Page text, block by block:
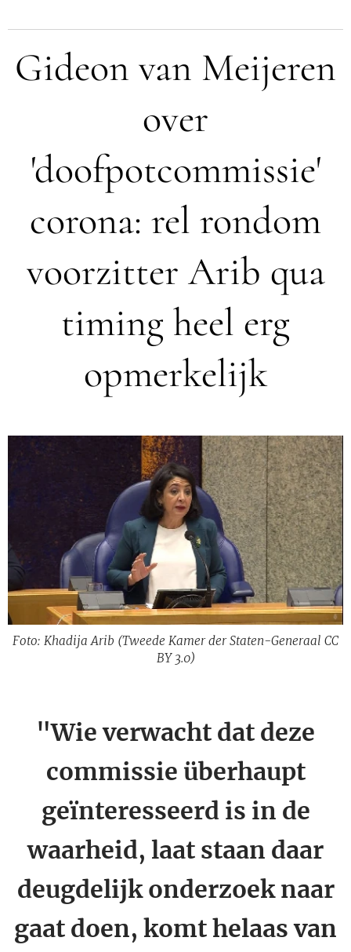
Gideon van Meijeren
over
'doofpotcommissie'
corona: rel rondom
voorzitter Arib qua
timing heel erg
opmerkelijk
Foto: Khadija Arib (Tweede Kamer der Staten-Generaal CC
BY 3.0)
"Wie verwacht dat deze
commissie überhaupt
geïnteresseerd is in de
waarheid, laat staan daar
deugdelijk onderzoek naar
gaat doen, komt helaas van